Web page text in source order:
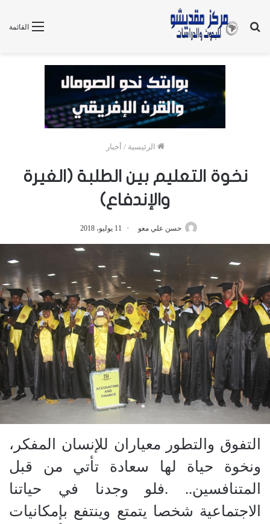
القائمة
بحث
الرئيسية / أخبار
نخوة التعليم بين الطلبة (الغيرة
والإندفاع)
حسن علي معو 11 يوليو، 2018
التفوق والتطور معياران للإنسان المفكر،
ونخوة حياة لها سعادة تأتي من قبل
المتنافسين.. .فلو وجدنا في حياتنا
الاجتماعية شخصا يتمتع وينتفع بإمكانيات